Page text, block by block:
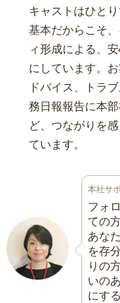
キャストはひと
基本だからこそ
ィ形成による、
にしています。
ドバイス、トラ
務日報報告に本
ど、つながりを
ています。
本社サ
フォ
ての
あな
を存
りの
いの
にす